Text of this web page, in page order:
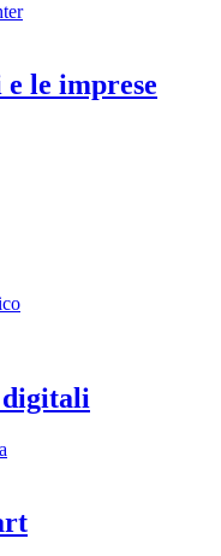
le imprese
digitali